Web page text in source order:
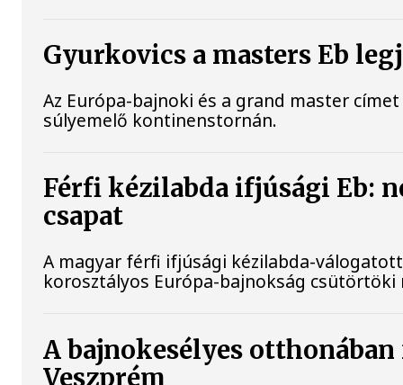
Gyurkovics a masters Eb
Az Európa-bajnoki és a grand master
súlyemelő kontinenstornán.
Férfi kézilabda ifjúsági Eb:
csapat
A magyar férfi ifjúsági kézilabda-
korosztályos Európa-bajnokság
A bajnokesélyes
Veszprém